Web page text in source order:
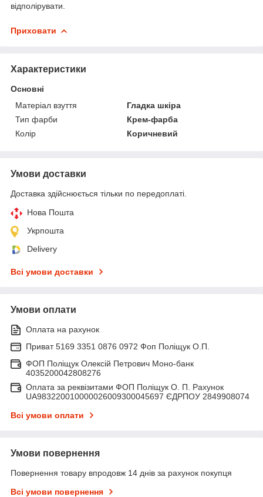
відполірувати.
Приховати
Характеристики
Основні
Матеріал взуття
Гладка шкіра
Тип фарби
Крем-фарба
Колір
Коричневий
Умови доставки
Доставка здійснюється тільки по передоплаті.
Нова Пошта
Укрпошта
Delivery
Всі умови доставки
Умови оплати
Оплата на рахунок
Приват 5169 3351 0876 0972 Фоп Поліщук О.П.
ФОП Поліщук Олексій Петрович Моно-банк
4035200042808276
Оплата за реквізитами ФОП Поліщук О. П. Рахунок
UA983220010000026009300045697 ЄДРПОУ 2849908074
Всі умови оплати
Умови повернення
Повернення товару впродовж 14 днів за рахунок покупця
Всі умови повернення